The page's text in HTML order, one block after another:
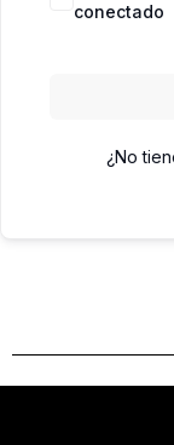
conectado
¿No